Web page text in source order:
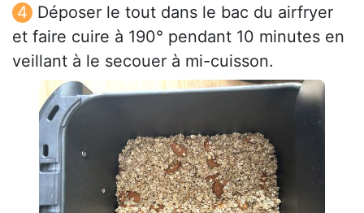
Déposer le tout dans le bac du airfryer
et faire cuire à 190° pendant 10 minutes en
veillant à le secouer à mi-cuisson.